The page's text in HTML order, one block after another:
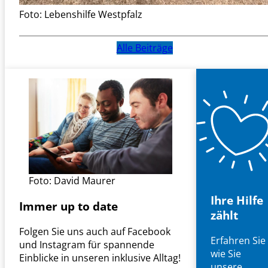
s
e
Foto: Lebenshilfe Westpfalz
Alle Beiträge
Foto: David Maurer
Immer up to date
Folgen Sie uns auch auf Facebook
und Instagram für spannende
Einblicke in unseren inklusive Alltag!
Ihre Hilfe
zählt
Erfahren Sie
wie Sie